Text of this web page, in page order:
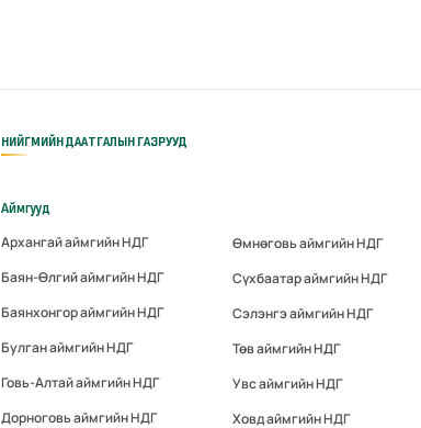
НИЙГМИЙН ДААТГАЛЫН ГАЗРУУД
Аймгууд
Архангай аймгийн НДГ
Баян-Өлгий аймгийн НДГ
Баянхонгор аймгийн НДГ
Булган аймгийн НДГ
Говь-Алтай аймгийн НДГ
Дорноговь аймгийн НДГ
Өмнөговь аймгийн НДГ
Сүхбаатар аймгийн НДГ
Сэлэнгэ аймгийн НДГ
Төв аймгийн НДГ
Увс аймгийн НДГ
Ховд аймгийн НДГ